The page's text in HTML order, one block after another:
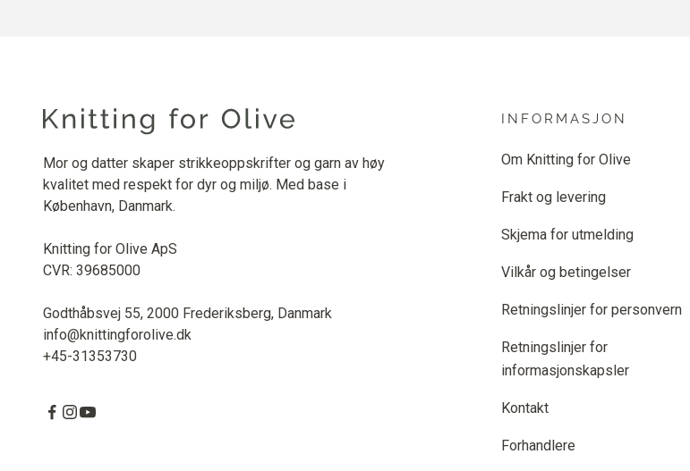
Mor og datter skaper strikkeoppskrifter og garn av høy
kvalitet med respekt for dyr og miljø. Med base i
København, Danmark.
Knitting for Olive ApS
CVR: 39685000
Godthåbsvej 55, 2000 Frederiksberg, Danmark
info@knittingforolive.dk
+45-31353730
INFORMASJON
Om Knitting for Olive
Frakt og levering
Skjema for utmelding
Vilkår og betingelser
Retningslinjer for personvern
Retningslinjer for
informasjonskapsler
Kontakt
Forhandlere